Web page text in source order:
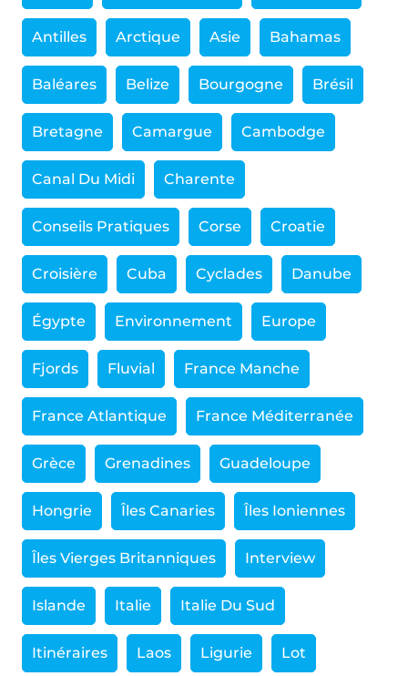
Antilles Arctique Asie Bahamas
Baléares Belize Bourgogne Brésil
Bretagne Camargue Cambodge
Canal Du Midi Charente
Conseils Pratiques Corse Croatie
Croisière Cuba Cyclades Danube
Égypte Environnement Europe
Fjords Fluvial France Manche
France Atlantique France Méditerranée
Grèce Grenadines Guadeloupe
Hongrie Îles Canaries Îles Ioniennes
Îles Vierges Britanniques Interview
Islande Italie Italie Du Sud
Itinéraires Laos Ligurie Lot